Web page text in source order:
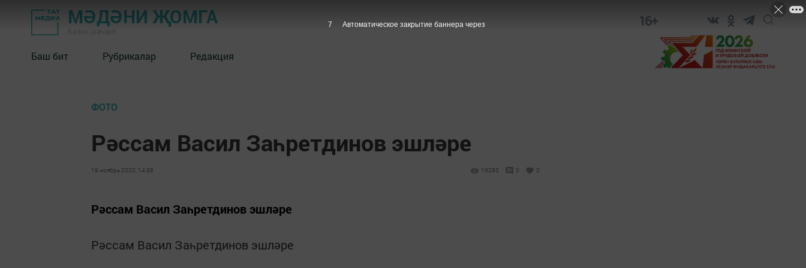
МӘДӘНИ ҖОМГА 16+
Баш бит Рубрикалар Редакция
ФОТО
Рәссам Васил Заһретдинов эшләре
19 ноябрь 2020, 14:38 19283 0 0
Рәссам Васил Заһретдинов эшләре
Рәссам Васил Заһретдинов эшләре
7 Автоматическое закрытие баннера через